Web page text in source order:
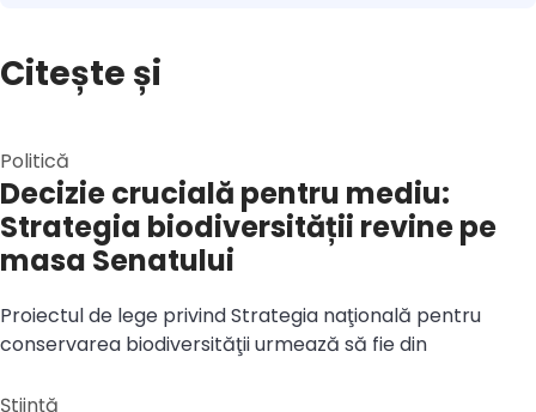
Citește și
Politică
Decizie crucială pentru mediu:
Strategia biodiversității revine pe
masa Senatului
Proiectul de lege privind Strategia naţională pentru
conservarea biodiversităţii urmează să fie din
Știință